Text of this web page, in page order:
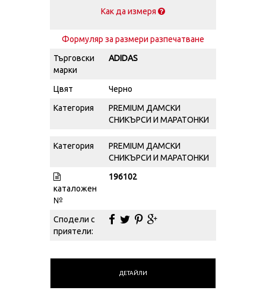
Как да измеря
Формуляр за размери разпечатване
Търговски
марки
ADIDAS
Цвят
Черно
Категория
PREMIUM ДАМСКИ
СНИКЪРСИ И МАРАТОНКИ
Категория
PREMIUM ДАМСКИ
СНИКЪРСИ И МАРАТОНКИ
каталожен
№
196102
Сподели с
приятели:
ДЕТАЙЛИ